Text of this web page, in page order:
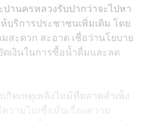
านครหลวงรับปากว่าจะไปหา
บริการประชาชนเพิ่มเติม โดย
สะดวก สะอาด เชื่อว่านโยบาย
เงินในการซื้อน้ำดื่มและลด
ดเหตุเพลิงไหม้ที่ตลาดสำเพ็ง
ามไม่เชื่อมั่นเรื่องความ